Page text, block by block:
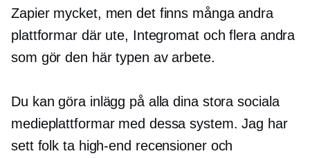
Zapier mycket, men det finns många andra
plattformar där ute, Integromat och flera andra
som gör den här typen av arbete.
Du kan göra inlägg på alla dina stora sociala
medieplattformar med dessa system. Jag har
sett folk ta high-end recensioner och